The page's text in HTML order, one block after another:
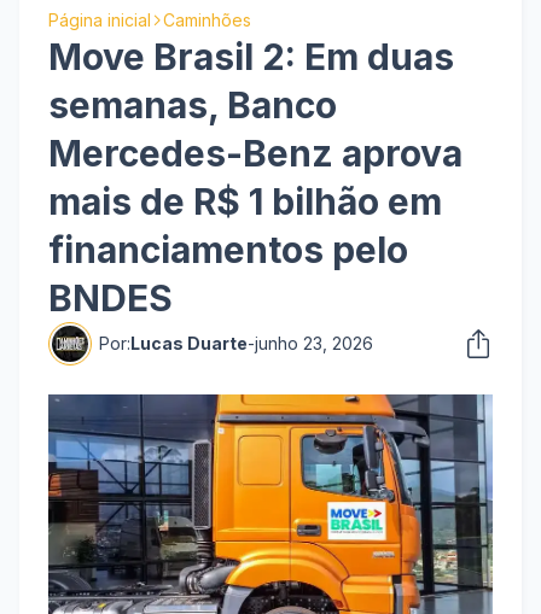
Página inicial Caminhões
Move Brasil 2: Em duas
semanas, Banco
Mercedes-Benz aprova
mais de R$ 1 bilhão em
financiamentos pelo
BNDES
Por:Lucas Duarte-junho 23, 2026